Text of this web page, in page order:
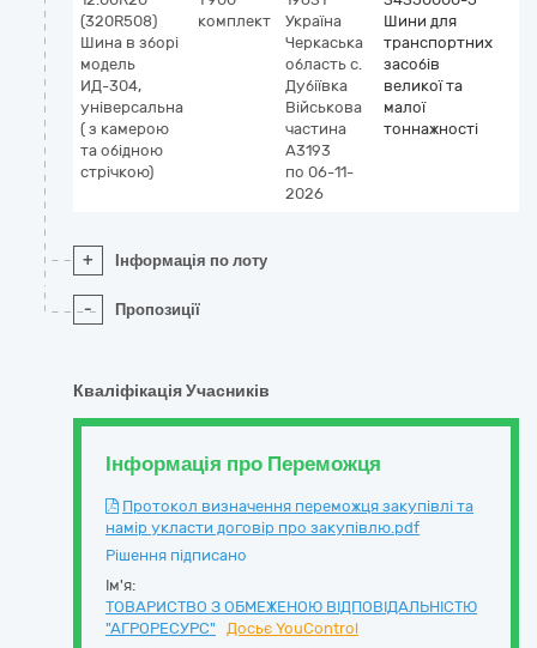
(320R508)
Шина в зборі
модель
ИД-304,
універсальна
( з камерою
та обідною
стрічкою)
комплект
Україна
Черкаська
область с.
Дубіївка
Військова
частина
А3193
по 06-11-
2026
Шини для
транспортних
засобів
великої та
малої
тоннажності
+ Інформація по лоту
- Пропозиції
Кваліфікація Учасників
Інформація про Переможця
Протокол визначення переможця закупівлі та
намір укласти договір про закупівлю.pdf
Рішення підписано
Ім'я:
ТОВАРИСТВО З ОБМЕЖЕНОЮ ВІДПОВІДАЛЬНІСТЮ
"АГРОРЕСУРС"
Досьє YouControl